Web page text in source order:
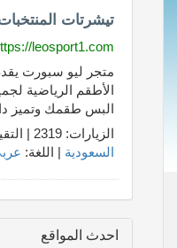
تيشرتات
leosport1.com
متجر ليو سبورت
الأطقم الرياضية
البس طقمك وتميز
الزيارات: 2319 | التقييم: 0 | المقيّمين: 0 | الدولة:
السعودية | اللغة:
احدث المواقع